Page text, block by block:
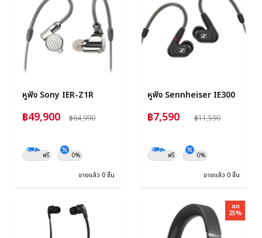
หูฟัง Sony IER-Z1R
฿49,900 ฿64,990
ฟรี 0%
ขายแล้ว 0 ชิ้น
หูฟัง Sennheiser IE300
฿7,590 ฿11,590
ฟรี 0%
ขายแล้ว 0 ชิ้น
ลด
25%